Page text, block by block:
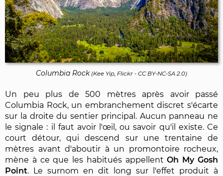
Columbia Rock(Kee Yip, Flickr - CC BY-NC-SA 2.0)
Un peu plus de 500 mètres après avoir passé
Columbia Rock, un embranchement discret s'écarte
sur la droite du sentier principal. Aucun panneau ne
le signale : il faut avoir l'œil, ou savoir qu'il existe. Ce
court détour, qui descend sur une trentaine de
mètres avant d'aboutir à un promontoire rocheux,
mène à ce que les habitués appellentOh My Gosh
Point. Le surnom en dit long sur l'effet produit à